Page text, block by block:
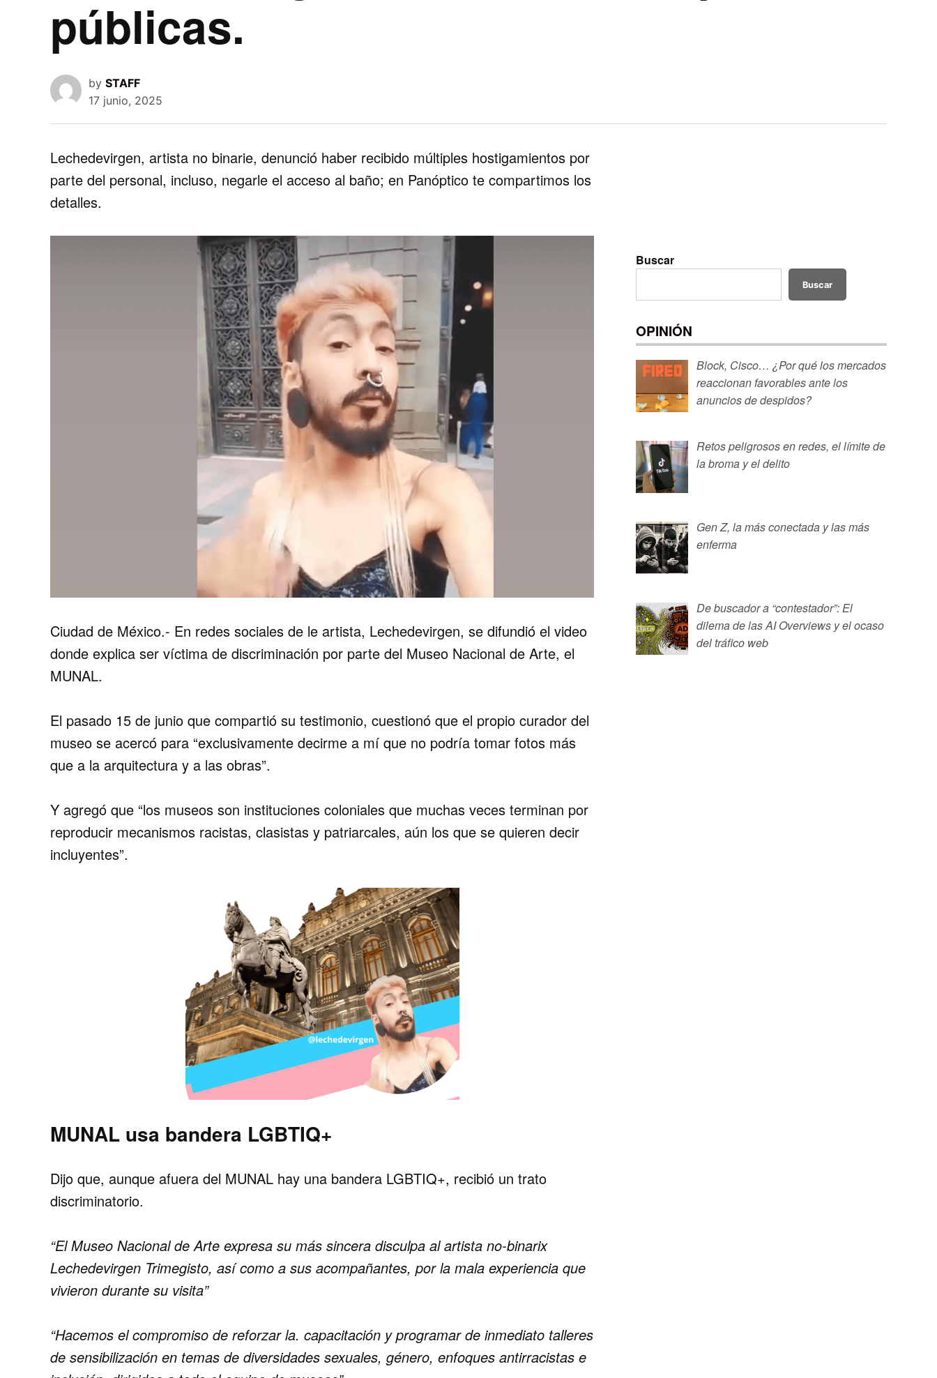
públicas.
by STAFF
17 junio, 2025
Lechedevirgen, artista no binarie, denunció haber recibido múltiples hostigamientos por
parte del personal, incluso, negarle el acceso al baño; en Panóptico te compartimos los
detalles.
Ciudad de México.- En redes sociales de le artista, Lechedevirgen, se difundió el video
donde explica ser víctima de discriminación por parte del Museo Nacional de Arte, el
MUNAL.
El pasado 15 de junio que compartió su testimonio, cuestionó que el propio curador del
museo se acercó para “exclusivamente decirme a mí que no podría tomar fotos más
que a la arquitectura y a las obras”.
Y agregó que “los museos son instituciones coloniales que muchas veces terminan por
reproducir mecanismos racistas, clasistas y patriarcales, aún los que se quieren decir
incluyentes”.
MUNAL usa bandera LGBTIQ+
Dijo que, aunque afuera del MUNAL hay una bandera LGBTIQ+, recibió un trato
discriminatorio.
“El Museo Nacional de Arte expresa su más sincera disculpa al artista no-binarix
Lechedevirgen Trimegisto, así como a sus acompañantes, por la mala experiencia que
vivieron durante su visita”
“Hacemos el compromiso de reforzar la. capacitación y programar de inmediato talleres
de sensibilización en temas de diversidades sexuales, género, enfoques antirracistas e
Buscar
Buscar
OPINIÓN
Block, Cisco… ¿Por qué los mercados
reaccionan favorables ante los
anuncios de despidos?
Retos peligrosos en redes, el límite de
la broma y el delito
Gen Z, la más conectada y las más
enferma
De buscador a “contestador”: El
dilema de las AI Overviews y el ocaso
del tráfico web